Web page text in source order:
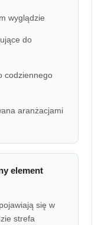
wyglądzie
do
codziennego
aranżacjami
element
się w
strefa